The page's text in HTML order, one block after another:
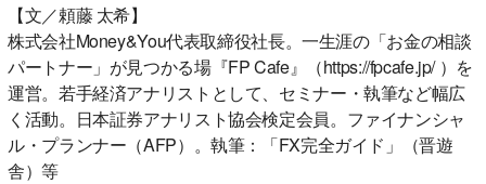
【文／頼藤 太希】
株式会社Money&You代表取締役社長。一生涯の「お金の相談
パートナー」が見つかる場『FP Cafe』（https://fpcafe.jp/ ）を
運営。若手経済アナリストとして、セミナー・執筆など幅広
く活動。日本証券アナリスト協会検定会員。ファイナンシャ
ル・プランナー（AFP）。執筆：「FX完全ガイド」（晋遊
舎）等